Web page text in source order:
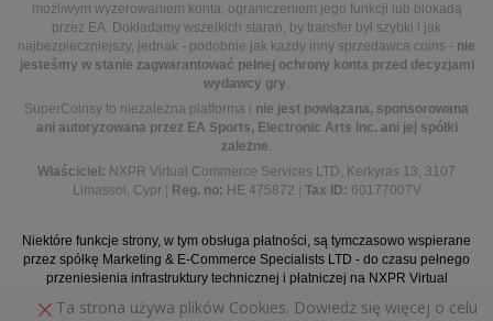
możliwym wyzerowaniem konta, ograniczeniem jego funkcji lub blokadą
przez EA. Dokładamy wszelkich starań, by transfer był szybki i jak
najbezpieczniejszy, jednak - podobnie jak każdy inny sprzedawca coins - nie
jesteśmy w stanie zagwarantować pełnej ochrony konta przed decyzjami
wydawcy gry.
SuperCoinsy to niezależna platforma i nie jest powiązana, sponsorowana
ani autoryzowana przez EA Sports, Electronic Arts Inc. ani jej spółki
zależne.
Właściciel: NXPR Virtual Commerce Services LTD, Kerkyras 13, 3107
Limassol, Cypr
Reg. no: HE 475872 Tax ID: 60177007V
Niektóre funkcje strony, w tym obsługa płatności, są tymczasowo wspierane
przez spółkę Marketing & E-Commerce Specialists LTD - do czasu pełnego
przeniesienia infrastruktury technicznej i płatniczej na NXPR Virtual
Ta strona używa plików Cookies. Dowiedz się więcej o celu